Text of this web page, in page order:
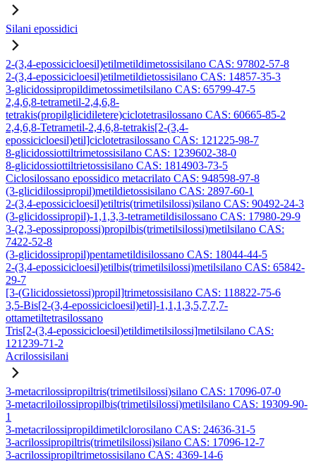
Silani epossidici
2-(3,4-epossicicloesil)etilmetildimetossisilano CAS: 97802-57-8
2-(3,4-epossicicloesil)etilmetildietossisilano CAS: 14857-35-3
3-glicidossipropildimetossimetilsilano CAS: 65799-47-5
2,4,6,8-tetrametil-2,4,6,8-
tetrakis(propilglicidiletere)ciclotetrasilossano CAS: 60665-85-2
2,4,6,8-Tetrametil-2,4,6,8-tetrakis[2-(3,4-
epossicicloesil)etil]ciclotetrasilossano CAS: 121225-98-7
8-glicidossiottiltrimetossisilano CAS: 1239602-38-0
8-glicidossiottiltrietossisilano CAS: 1814903-73-5
Ciclosilossano epossidico metacrilato CAS: 948598-97-8
(3-glicidilossipropil)metildietossisilano CAS: 2897-60-1
2-(3,4-epossicicloesil)etiltris(trimetilsilossi)silano CAS: 90492-24-3
(3-glicidossipropil)-1,1,3,3-tetrametildisilossano CAS: 17980-29-9
3-(2,3-epossipropossi)propilbis(trimetilsilossi)metilsilano CAS:
7422-52-8
(3-glicidossipropil)pentametildisilossano CAS: 18044-44-5
2-(3,4-epossicicloesil)etilbis(trimetilsilossi)metilsilano CAS: 65842-
29-7
[3-(Glicidossietossi)propil]trimetossisilano CAS: 118822-75-6
3,5-Bis[2-(3,4-epossicicloesil)etil]-1,1,1,3,5,7,7,7-
ottametiltetrasilossano
Tris[2-(3,4-epossicicloesil)etildimetilsilossi]metilsilano CAS:
121239-71-2
Acrilossisilani
3-metacrilossipropiltris(trimetilsilossi)silano CAS: 17096-07-0
3-metacriloilossipropilbis(trimetilsilossi)metilsilano CAS: 19309-90-
1
3-metacrilossipropildimetilclorosilano CAS: 24636-31-5
3-acrilossipropiltris(trimetilsilossi)silano CAS: 17096-12-7
3-acrilossipropiltrimetossisilano CAS: 4369-14-6